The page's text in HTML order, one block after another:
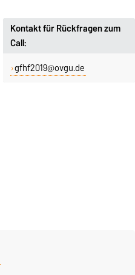
Kontakt für Rückfragen zum
Call:
gfhf2019@ovgu.de